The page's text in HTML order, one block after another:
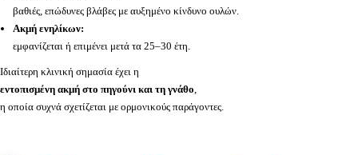
βαθιές, επώδυνες βλάβες με αυξημένο κίνδυνο ουλών.
Ακμή ενηλίκων:
εμφανίζεται ή επιμένει μετά τα 25–30 έτη.
Ιδιαίτερη κλινική σημασία έχει η
εντοπισμένη ακμή στο πηγούνι και τη γνάθο,
η οποία συχνά σχετίζεται με ορμονικούς παράγοντες.